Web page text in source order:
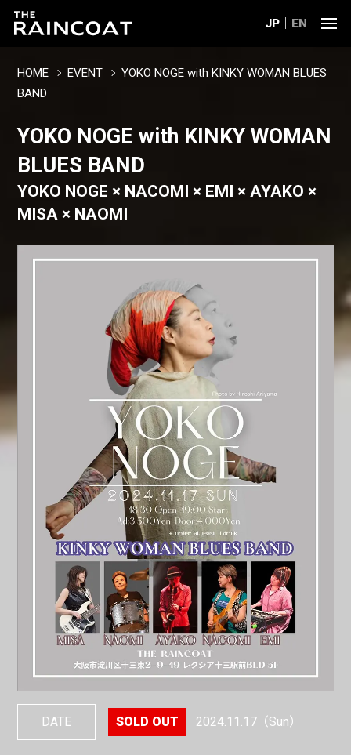
JP EN
HOME EVENT
YOKO NOGE with KINKY WOMAN BLUES
BAND
YOKO NOGE with KINKY WOMAN
BLUES BAND
YOKO NOGE × NACOMI × EMI × AYAKO ×
MISA × NAOMI
DATE 2024.11.17（Sun）